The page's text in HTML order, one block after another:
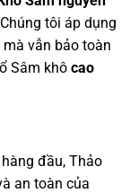
tôi áp dụng
vẫn bảo toàn
Sâm khô cao
đầu, Thảo
an toàn của